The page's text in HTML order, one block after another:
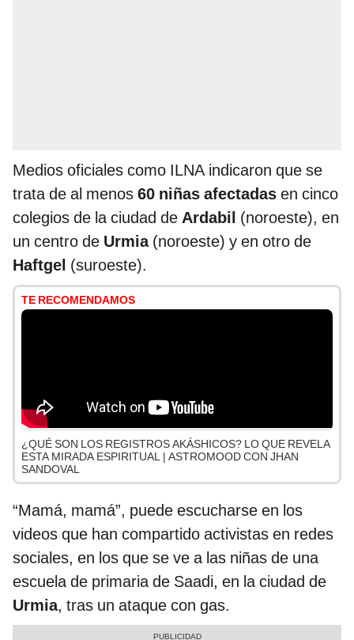
Medios oficiales como ILNA indicaron que se
trata de al menos 60 niñas afectadas en cinco
colegios de la ciudad de Ardabil (noroeste), en
un centro de Urmia(noroeste) y en otro de
Haftgel (suroeste).
TE RECOMENDAMOS
¿QUÉ SON LOS REGISTROS AKÁSHICOS? LO QUE REVELA
ESTA MIRADA ESPIRITUAL | ASTROMOOD CON JHAN
SANDOVAL
“Mamá, mamá”, puede escucharse en los
videos que han compartido activistas en redes
sociales, en los que se ve a las niñas de una
escuela de primaria de Saadi, en la ciudad de
Urmia, tras un ataque con gas.